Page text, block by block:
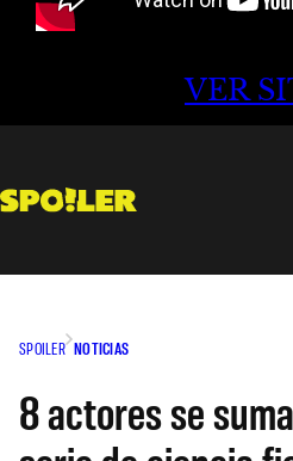
VER
SPOILER NOTICIAS
8 actores se